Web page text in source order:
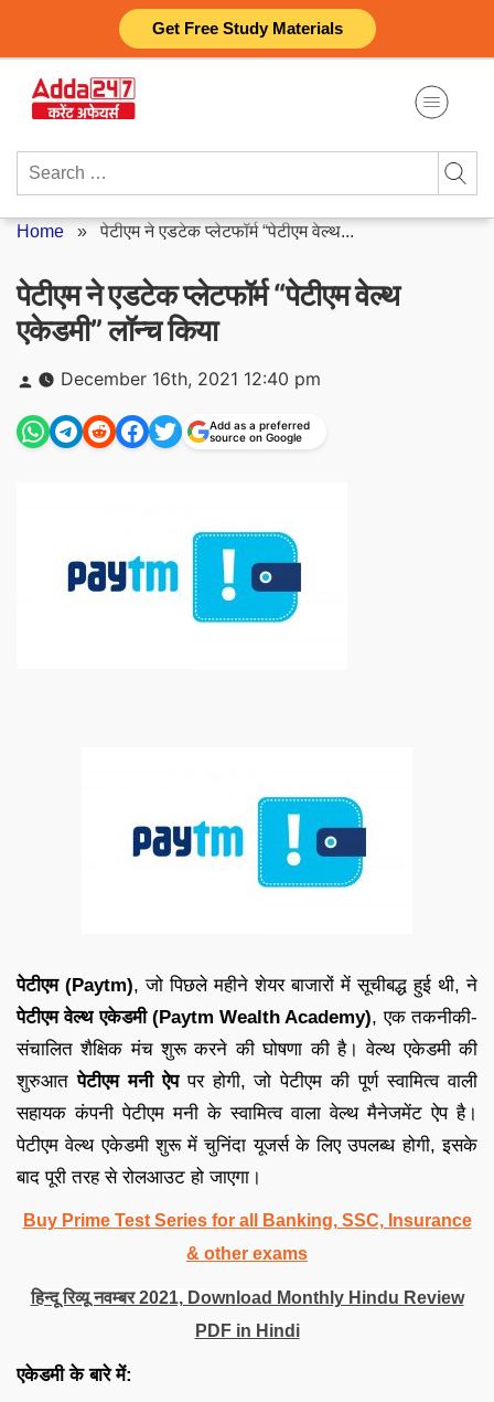
Get Free Study Materials
content
Search
Home »पेटीएम ने एडटेक प्लेटफॉर्म “पेटीएम वेल्थ...
पेटीएम ने एडटेक प्लेटफॉर्म “पेटीएम वेल्थ
एकेडमी” लॉन्च किया
Posted
by
December 16th, 2021 12:40 pm
Add as a preferred
source on Google
पेटीएम (Paytm), जो पिछले महीने शेयर बाजारों में सूचीबद्ध हुई थी, ने
पेटीएम वेल्थ एकेडमी (Paytm Wealth Academy), एक तकनीकी-
संचालित शैक्षिक मंच शुरू करने की घोषणा की है। वेल्थ एकेडमी की
शुरुआतपेटीएम मनी ऐपपर होगी, जो पेटीएम की पूर्ण स्वामित्व वाली
सहायक कंपनी पेटीएम मनी के स्वामित्व वाला वेल्थ मैनेजमेंट ऐप है।
पेटीएम वेल्थ एकेडमी शुरू में चुनिंदा यूजर्स के लिए उपलब्ध होगी, इसके
बाद पूरी तरह से रोलआउट हो जाएगा।
Buy Prime Test Series for all Banking, SSC, Insurance
& other exams
हिन्दू रिव्यू नवम्बर 2021, Download Monthly Hindu Review
PDF in Hindi
एकेडमी के बारे में: